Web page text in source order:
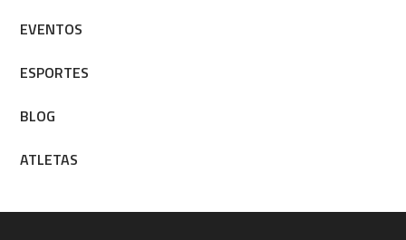
EVENTOS
ESPORTES
BLOG
ATLETAS